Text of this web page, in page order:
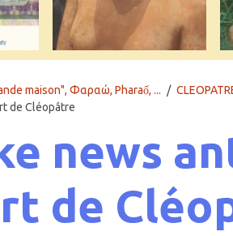
maison", Φαραώ, Pharaố, ...
de Cléopâtre
news
de